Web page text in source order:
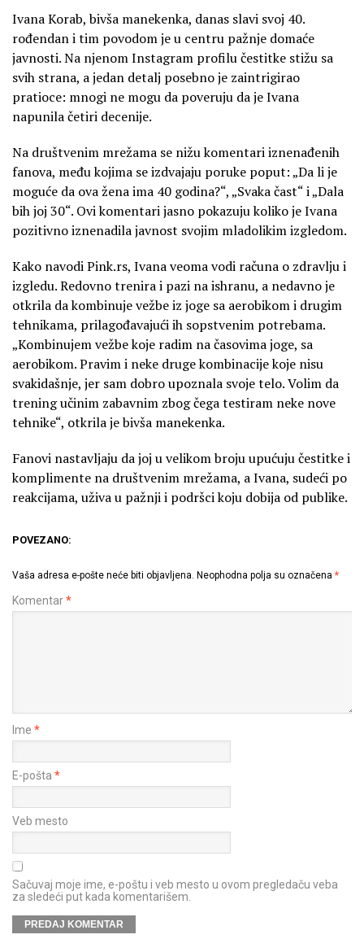
Ivana Korab, bivša manekenka, danas slavi svoj 40.
rođendan i tim povodom je u centru pažnje domaće
javnosti. Na njenom Instagram profilu čestitke stižu sa
svih strana, a jedan detalj posebno je zaintrigirao
pratioce: mnogi ne mogu da poveruju da je Ivana
napunila četiri decenije.
Na društvenim mrežama se nižu komentari iznenađenih
fanova, među kojima se izdvajaju poruke poput: „Da li je
moguće da ova žena ima 40 godina?“, „Svaka čast“ i „Dala
bih joj 30“. Ovi komentari jasno pokazuju koliko je Ivana
pozitivno iznenadila javnost svojim mladolikim izgledom.
Kako navodi Pink.rs, Ivana veoma vodi računa o zdravlju i
izgledu. Redovno trenira i pazi na ishranu, a nedavno je
otkrila da kombinuje vežbe iz joge sa aerobikom i drugim
tehnikama, prilagođavajući ih sopstvenim potrebama.
„Kombinujem vežbe koje radim na časovima joge, sa
aerobikom. Pravim i neke druge kombinacije koje nisu
svakidašnje, jer sam dobro upoznala svoje telo. Volim da
trening učinim zabavnim zbog čega testiram neke nove
tehnike“, otkrila je bivša manekenka.
Fanovi nastavljaju da joj u velikom broju upućuju čestitke i
komplimente na društvenim mrežama, a Ivana, sudeći po
reakcijama, uživa u pažnji i podršci koju dobija od publike.
POVEZANO:
Vaša adresa e-pošte neće biti objavljena. Neophodna polja su označena *
Komentar*
Ime *
E-pošta *
Veb mesto
Sačuvaj moje ime, e-poštu i veb mesto u ovom pregledaču veba
za sledeći put kada komentarišem.